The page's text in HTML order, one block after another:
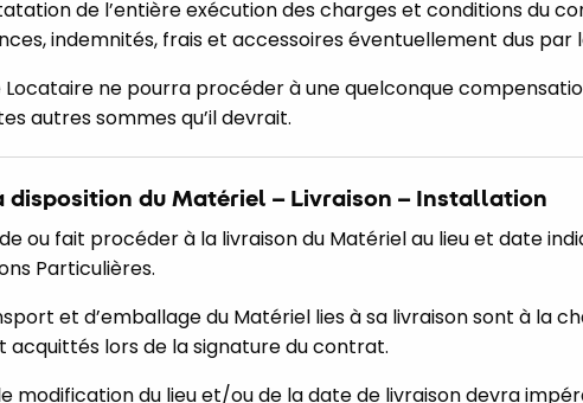
de l’entière exécution des charges et conditions du
indemnités, frais et accessoires éventuellement dus par
Locataire ne pourra procéder à une quelconque
autres sommes qu’il devrait.
disposition du Matériel – Livraison – Installation
ou fait procéder à la livraison du Matériel au lieu et date
Particulières.
et d’emballage du Matériel lies à sa livraison sont à la
acquittés lors de la signature du contrat.
modification du lieu et/ou de la date de livraison devra